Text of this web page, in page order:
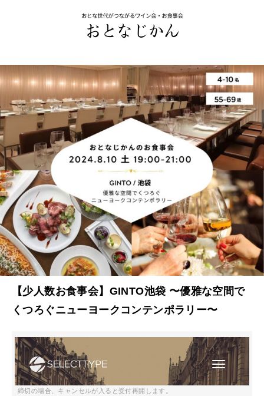
【少人数お食事会】GINTO池袋 〜優雅な空間で
くつろぐニューヨークコンテンポラリー〜
締切の場合、キャンセルが入ると受付再開します。